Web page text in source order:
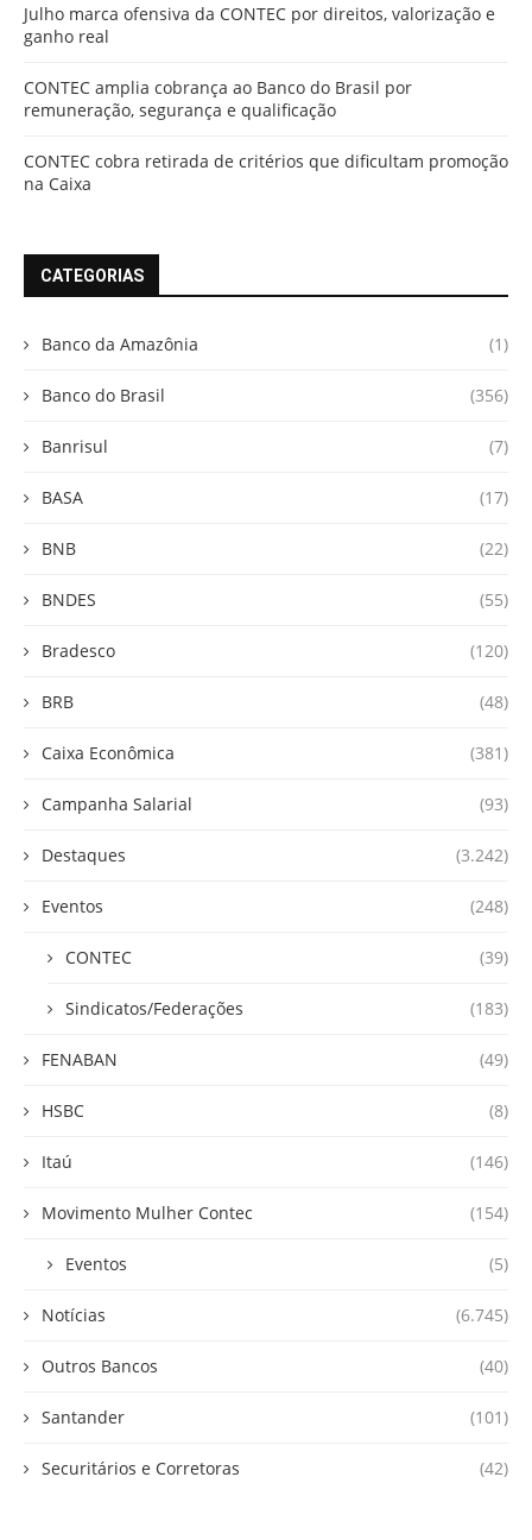
Julho marca ofensiva da CONTEC por direitos, valorização e
ganho real
CONTEC amplia cobrança ao Banco do Brasil por
remuneração, segurança e qualificação
CONTEC cobra retirada de critérios que dificultam promoção
na Caixa
CATEGORIAS
Banco da Amazônia (1)
Banco do Brasil (356)
Banrisul (7)
BASA (17)
BNB (22)
BNDES (55)
Bradesco (120)
BRB (48)
Caixa Econômica (381)
Campanha Salarial (93)
Destaques (3.242)
Eventos (248)
CONTEC (39)
Sindicatos/Federações (183)
FENABAN (49)
HSBC (8)
Itaú (146)
Movimento Mulher Contec (154)
Eventos (5)
Notícias (6.745)
Outros Bancos (40)
Santander (101)
Securitários e Corretoras (42)